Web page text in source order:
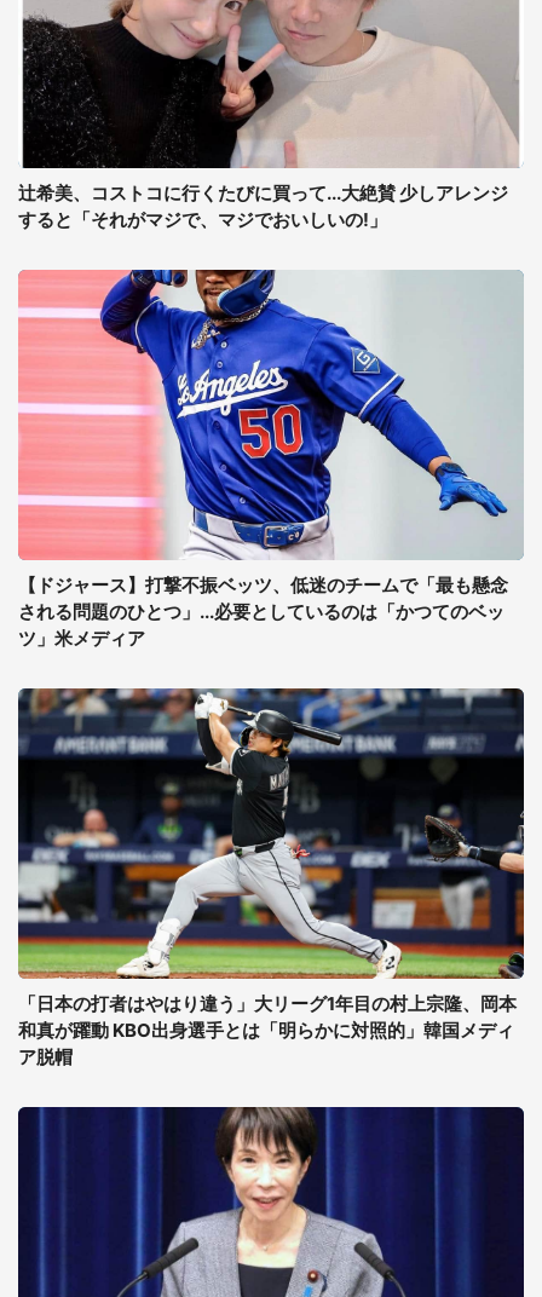
辻希美、コストコに行くたびに買って...大絶賛 少しアレンジ
すると「それがマジで、マジでおいしいの!」
【ドジャース】打撃不振ベッツ、低迷のチームで「最も懸念
される問題のひとつ」...必要としているのは「かつてのベッ
ツ」米メディア
「日本の打者はやはり違う」大リーグ1年目の村上宗隆、岡本
和真が躍動 KBO出身選手とは「明らかに対照的」韓国メディ
ア脱帽